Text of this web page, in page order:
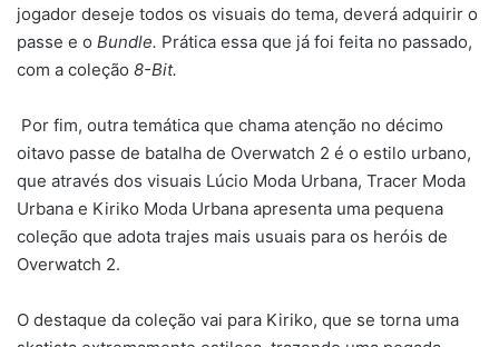
jogador deseje todos os visuais do tema, deverá adquirir o
passe e o Bundle. Prática essa que já foi feita no passado,
com a coleção 8-Bit.
Por fim, outra temática que chama atenção no décimo
oitavo passe de batalha de Overwatch 2 é o estilo urbano,
que através dos visuais Lúcio Moda Urbana, Tracer Moda
Urbana e Kiriko Moda Urbana apresenta uma pequena
coleção que adota trajes mais usuais para os heróis de
Overwatch 2.
O destaque da coleção vai para Kiriko, que se torna uma